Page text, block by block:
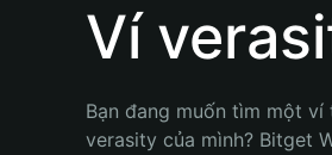
Bahasa Indonesia
Ví
Bạn đang muốn tìm một
verasity của mình? Bitget